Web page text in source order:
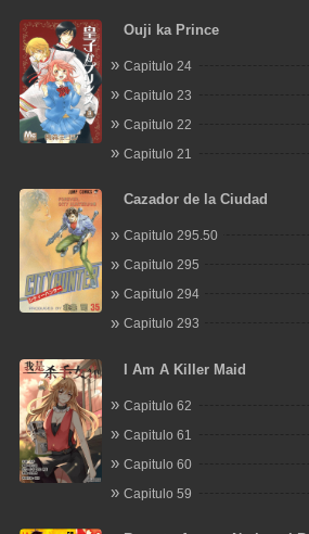
Ouji ka Prince
Capitulo 24
Capitulo 23
Capitulo 22
Capitulo 21
Cazador de la Ciudad
Capitulo 295.50
Capitulo 295
Capitulo 294
Capitulo 293
I Am A Killer Maid
Capitulo 62
Capitulo 61
Capitulo 60
Capitulo 59